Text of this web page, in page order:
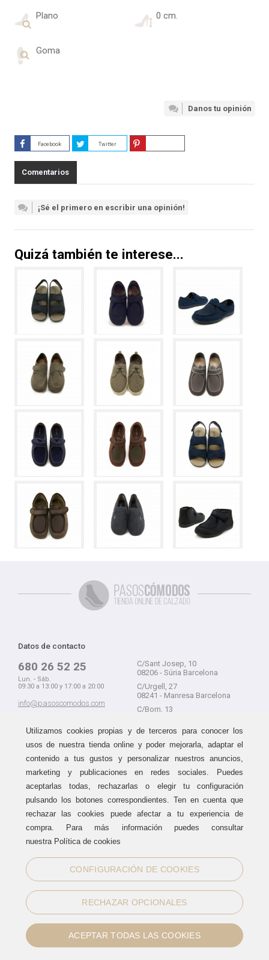
Plano 0 cm.
Goma
Danos tu opinión
Facebook Twitter
Comentarios
¡Sé el primero en escribir una opinión!
Quizá también te interese...
Datos de contacto
680 26 52 25
Lun. - Sáb.
09:30 a 13:00 y 17:00 a 20:00
info@pasoscomodos.com
C/Sant Josep, 10
08206 - Súria Barcelona
C/Urgell, 27
08241 - Manresa Barcelona
C/Born, 13
Guía de compra
Métodos de envío
Área de clientes
Devolución sin problemas
Haz tus compras sin miedo a
equivocarte:
aceptamos devolucionesdurante
15 días.
Sellos de confianza
Utilizamos cookies propias y de terceros para conocer los
usos de nuestra tienda online y poder mejorarla, adaptar el
contenido a tus gustos y personalizar nuestros anuncios,
marketing y publicaciones en redes sociales. Puedes
aceptarlas todas, rechazarlas o elegir tu configuración
pulsando los botones correspondientes. Ten en cuenta que
rechazar las cookies puede afectar a tu experiencia de
compra. Para más información puedes consultar
nuestra Política de cookies
CONFIGURACIÓN DE COOKIES
RECHAZAR OPCIONALES
ACEPTAR TODAS LAS COOKIES